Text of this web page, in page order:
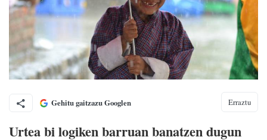
Gehitu gaitzazu Googlen Erraztu
Urtea bi logiken barruan banatzen dugun